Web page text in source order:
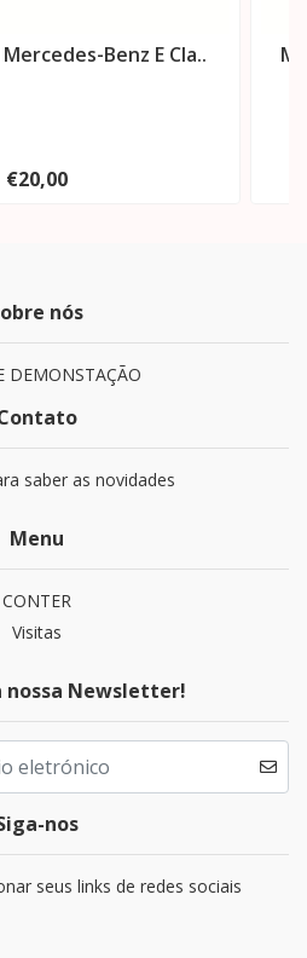
Benz E Cla..
€20,00
nós
DEMONSTAÇÃO
saber as novidades
Menu
CONTER
Visitas
nossa Newsletter!
nos
seus links de redes sociais